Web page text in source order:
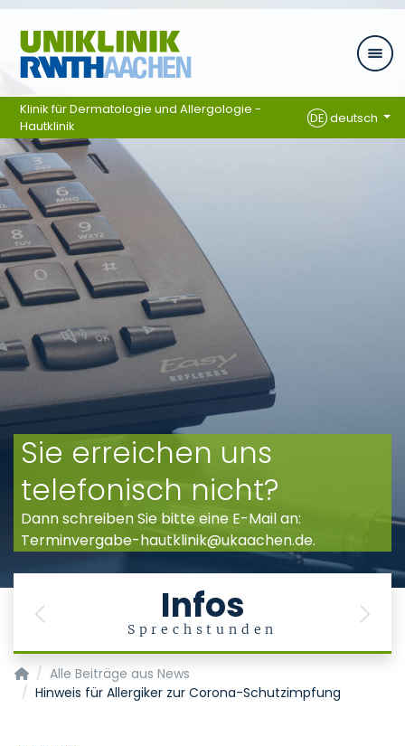
Zum Inhalt springen
Sie erreichen uns
telefonisch nicht?
Dann schreiben Sie bitte eine E-Mail an:
Terminvergabe-hautklinik@ukaachen.de.
Infos
Sprechstunden
Previous Next
Klinik für Dermatologie und Allergologie -
Hautklinik
DEdeutsch
Klinik für Dermatologie und Allergologie - Hautklinik
Alle Beiträge aus News
Hinweis für Allergiker zur Corona-Schutzimpfung